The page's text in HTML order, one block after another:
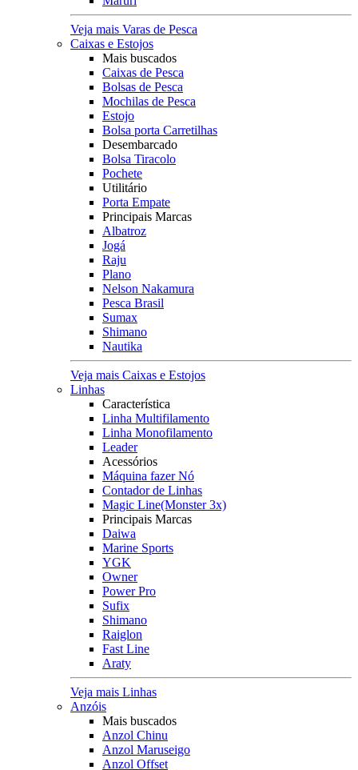
Veja mais Varas de Pesca
Caixas e Estojos
Mais buscados
Caixas de Pesca
Bolsas de Pesca
Mochilas de Pesca
Estojo
Bolsa porta Carretilhas
Desembarcado
Bolsa Tiracolo
Pochete
Utilitário
Porta Empate
Principais Marcas
Albatroz
Jogá
Raju
Plano
Nelson Nakamura
Pesca Brasil
Sumax
Shimano
Nautika
Veja mais Caixas e Estojos
Linhas
Característica
Linha Multifilamento
Linha Monofilamento
Leader
Acessórios
Máquina fazer Nó
Contador de Linhas
Magic Line(Monster 3x)
Principais Marcas
Daiwa
Marine Sports
YGK
Owner
Power Pro
Sufix
Shimano
Raiglon
Fast Line
Araty
Veja mais Linhas
Anzóis
Mais buscados
Anzol Chinu
Anzol Maruseigo
Anzol Offset